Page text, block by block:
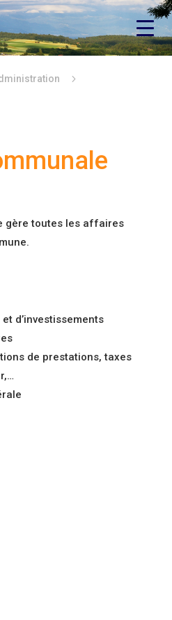
5
gère toutes les affaires
d’investissements
de prestations, taxes